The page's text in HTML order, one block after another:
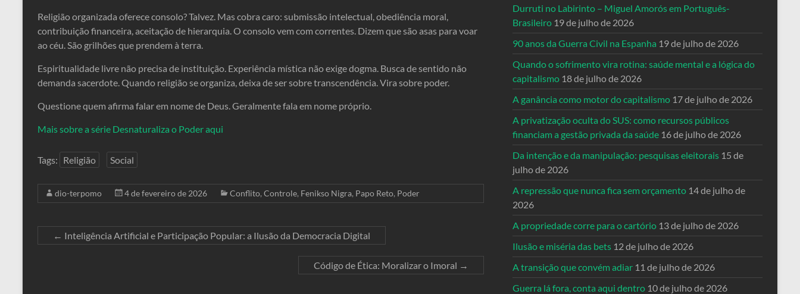
Religião organizada oferece consolo? Talvez. Mas cobra caro: submissão intelectual, obediência moral,
contribuição financeira, aceitação de hierarquia. O consolo vem com correntes. Dizem que são asas para voar
ao céu. São grilhões que prendem à terra.
Espiritualidade livre não precisa de instituição. Experiência mística não exige dogma. Busca de sentido não
demanda sacerdote. Quando religião se organiza, deixa de ser sobre transcendência. Vira sobre poder.
Questione quem afirma falar em nome de Deus. Geralmente fala em nome próprio.
Mais sobre a série Desnaturaliza o Poder aqui
Tags: Religião Social
dio-terpomo 4 de fevereiro de 2026 Conflito, Controle, Fenikso Nigra, Papo Reto, Poder
← Inteligência Artificial e Participação Popular: a Ilusão da Democracia Digital
Código de Ética: Moralizar o Imoral →
Durruti no Labirinto – Miguel Amorós em Português-
Brasileiro 19 de julho de 2026
90 anos da Guerra Civil na Espanha 19 de julho de 2026
Quando o sofrimento vira rotina: saúde mental e a lógica do
capitalismo 18 de julho de 2026
A ganância como motor do capitalismo 17 de julho de 2026
A privatização oculta do SUS: como recursos públicos
financiam a gestão privada da saúde 16 de julho de 2026
Da intenção e da manipulação: pesquisas eleitorais 15 de
julho de 2026
A repressão que nunca fica sem orçamento 14 de julho de
2026
A propriedade corre para o cartório 13 de julho de 2026
Ilusão e miséria das bets 12 de julho de 2026
A transição que convém adiar 11 de julho de 2026
Guerra lá fora, conta aqui dentro 10 de julho de 2026